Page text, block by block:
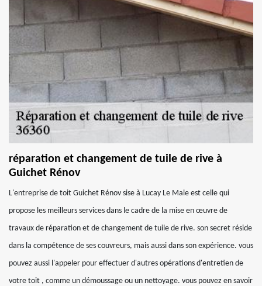
réparation et changement de tuile de rive à
Guichet Rénov
L'entreprise de toit Guichet Rénov sise à Lucay Le Male est celle qui
propose les meilleurs services dans le cadre de la mise en œuvre de
travaux de réparation et de changement de tuile de rive. son secret réside
dans la compétence de ses couvreurs, mais aussi dans son expérience. vous
pouvez aussi l'appeler pour effectuer d'autres opérations d'entretien de
votre toit , comme un démoussage ou un nettoyage. vous pouvez en savoir